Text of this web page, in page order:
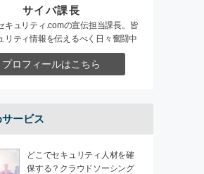
サイバ課長
キュリティ.comの宣伝担当課長。皆
リティ情報を伝えるべく日々奮闘中
プロフィールはこちら
ービス
どこでセキュリティ人材を確
保する？クラウドソーシング